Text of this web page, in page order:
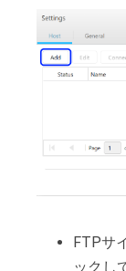
FTPサ
ックし